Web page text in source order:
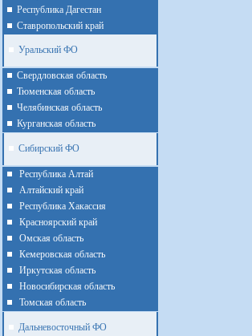
Республика Дагестан
Ставропольский край
Уральский ФО
Cвердловская область
Тюменская область
Челябинская область
Курганская область
Сибирский ФО
Республика Алтай
Алтайcкий край
Республика Хакассия
Красноярский край
Омская область
Кемеровская область
Иркутская область
Новосибирская область
Томская область
Дальневосточный ФО